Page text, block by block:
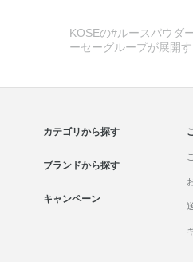
KOSEの#ルースパウダ
ーセーグループが展開
カテゴリから探す
ブランドから探す
キャンペーン